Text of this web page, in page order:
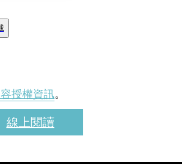
授權資訊。
線上閱讀